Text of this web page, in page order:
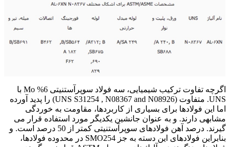
اگرچه تفاوت ترکیب شیمیایی، سه فولاد سوپرآستنیتی 6% Mo با
UNS. متفاوت (UNS S31254 , N08367 and N08926) را پدید آورده
اما این فولادها برای بسیاری از کاربردها، مقاومت به خوردگی
مشابهی دارند. و به عنوان جانشین یکدیگر مورد استفاده قرار می
گیرند. درصد آهن فولادهای سوپرآستنیتی کمتر از 50 درصد است. و
بنابراین فولادهای این دسته به جز SMO254 در محدوده فولادها،